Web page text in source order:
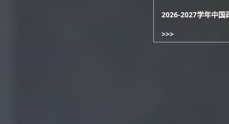
2026-2027学年中国
>>>